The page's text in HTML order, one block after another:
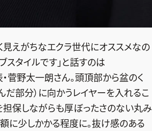
見えがちなエクラ世代にオススメなの
スタイルです」と話すのは
・菅野太一朗さん。頭頂部から盆のく
だ部分）に向かうレイヤーを入れるこ
担保しながらも厚ぼったさのない丸み
に少しかかる程度に。抜け感のある